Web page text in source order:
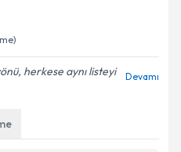
herkese aynı listeyi
Devamı